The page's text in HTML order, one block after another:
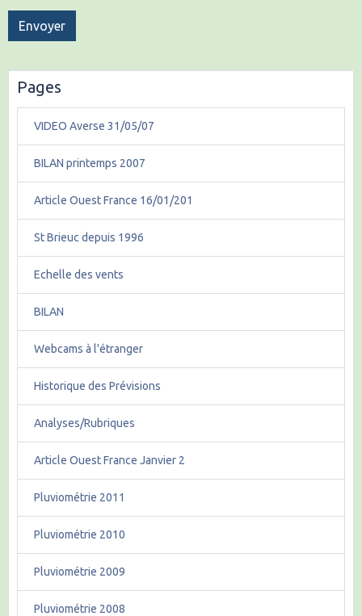
Envoyer
Pages
VIDEO Averse 31/05/07
BILAN printemps 2007
Article Ouest France 16/01/201
St Brieuc depuis 1996
Echelle des vents
BILAN
Webcams à l'étranger
Historique des Prévisions
Analyses/Rubriques
Article Ouest France Janvier 2
Pluviométrie 2011
Pluviométrie 2010
Pluviométrie 2009
Pluviométrie 2008